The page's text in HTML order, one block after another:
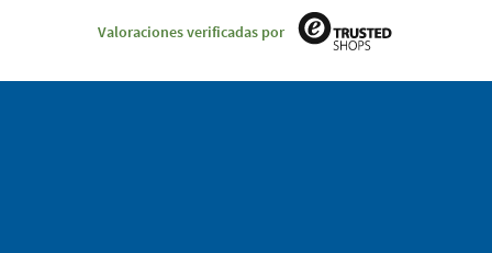
Valoraciones verificadas por